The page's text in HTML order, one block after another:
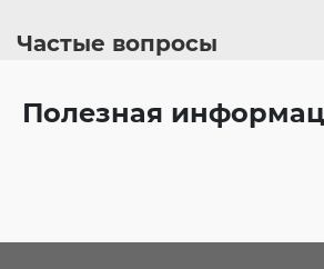
Частые вопросы
Полезная